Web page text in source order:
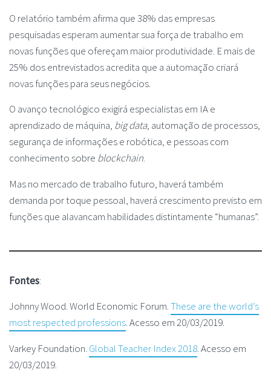
O relatório também afirma que 38% das empresas
pesquisadas esperam aumentar sua força de trabalho em
novas funções que ofereçam maior produtividade. E mais de
25% dos entrevistados acredita que a automação criará
novas funções para seus negócios.
O avanço tecnológico exigirá especialistas em IA e
aprendizado de máquina, big data, automação de processos,
segurança de informações e robótica, e pessoas com
conhecimento sobre blockchain.
Mas no mercado de trabalho futuro, haverá também
demanda por toque pessoal, haverá crescimento previsto em
funções que alavancam habilidades distintamente “humanas”.
Fontes:
Johnny Wood. World Economic Forum.These are the world’s
most respected professions. Acesso em 20/03/2019.
Varkey Foundation. Global Teacher Index 2018. Acesso em
20/03/2019.